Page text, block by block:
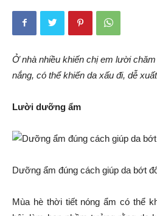
Ở nhà nhiều khiến chị em lười
nắng, có thể khiến da xấu đi, dễ
Lười dưỡng ẩm
Dưỡng ẩm đúng cách giúp da bớt
Mùa hè thời tiết nóng ẩm có thể